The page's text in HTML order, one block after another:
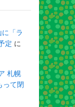
「ラ
定 に
札幌
って閉